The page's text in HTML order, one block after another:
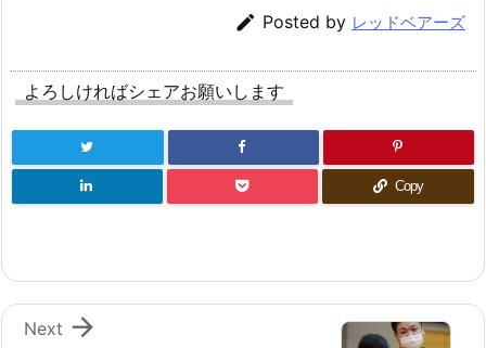
 Posted by レッドベアーズ
よろしければシェアお願いします
Copy

Next